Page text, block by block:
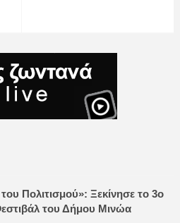
Πολιτισμού»: Ξεκίνησε το 3ο
του Δήμου Μινώα